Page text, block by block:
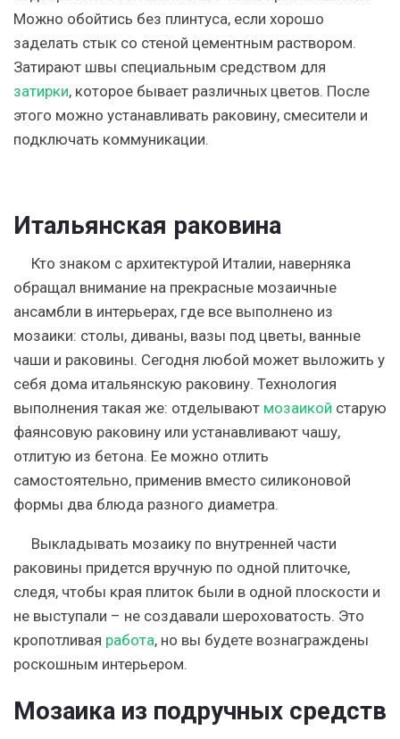
Можно обойтись без плинтуса, если хорошо
заделать стык со стеной цементным раствором.
Затирают швы специальным средством для
затирки, которое бывает различных цветов. После
этого можно устанавливать раковину, смесители и
подключать коммуникации.
Итальянская раковина
Кто знаком с архитектурой Италии, наверняка
обращал внимание на прекрасные мозаичные
ансамбли в интерьерах, где все выполнено из
мозаики: столы, диваны, вазы под цветы, ванные
чаши и раковины. Сегодня любой может выложить у
себя дома итальянскую раковину. Технология
выполнения такая же: отделывают мозаикой старую
фаянсовую раковину или устанавливают чашу,
отлитую из бетона. Ее можно отлить
самостоятельно, применив вместо силиконовой
формы два блюда разного диаметра.
Выкладывать мозаику по внутренней части
раковины придется вручную по одной плиточке,
следя, чтобы края плиток были в одной плоскости и
не выступали – не создавали шероховатость. Это
кропотливая работа, но вы будете вознаграждены
роскошным интерьером.
Мозаика из подручных средств